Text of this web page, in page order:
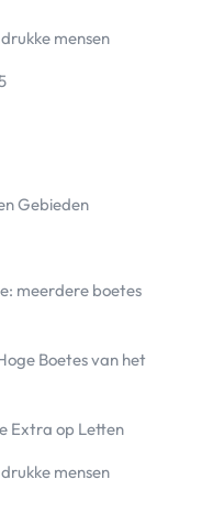
mensen
Gebieden
meerdere boetes
Boetes van het
Extra op Letten
mensen